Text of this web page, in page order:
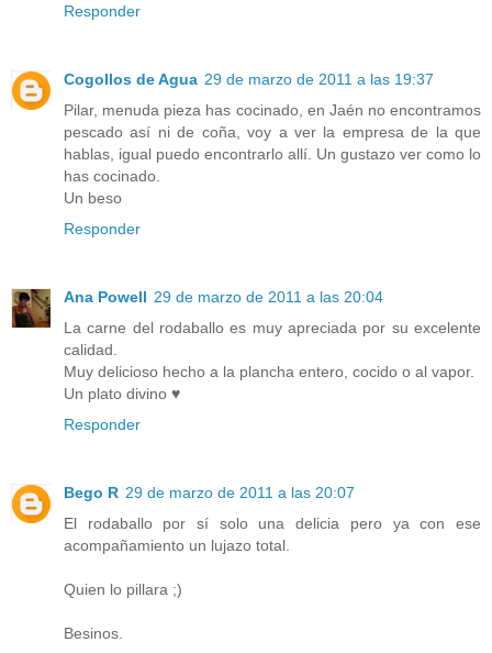
Responder
Cogollos de Agua 29 de marzo de 2011 a las 19:37
Pilar, menuda pieza has cocinado, en Jaén no encontramos
pescado así ni de coña, voy a ver la empresa de la que
hablas, igual puedo encontrarlo allí. Un gustazo ver como lo
has cocinado.
Un beso
Responder
Ana Powell 29 de marzo de 2011 a las 20:04
La carne del rodaballo es muy apreciada por su excelente
calidad.
Muy delicioso hecho a la plancha entero, cocido o al vapor.
Un plato divino ♥
Responder
Bego R 29 de marzo de 2011 a las 20:07
El rodaballo por sí solo una delicia pero ya con ese
acompañamiento un lujazo total.
Quien lo pillara ;)
Besinos.